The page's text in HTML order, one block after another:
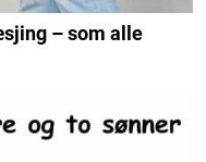
– som alle